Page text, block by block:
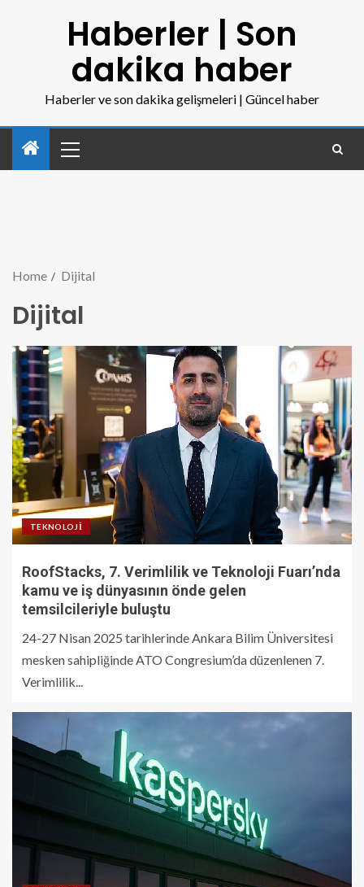
Haberler | Son
dakika haber
Haberler ve son dakika gelişmeleri | Güncel haber
Home Dijital
Dijital
TEKNOLOJI
RoofStacks, 7. Verimlilik ve Teknoloji Fuarı’nda
kamu ve iş dünyasının önde gelen
temsilcileriyle buluştu
24-27 Nisan 2025 tarihlerinde Ankara Bilim Üniversitesi
mesken sahipliğinde ATO Congresium’da düzenlenen 7.
Verimlilik...